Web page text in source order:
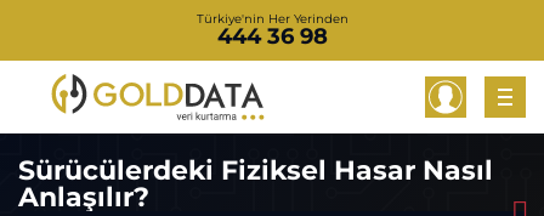
Türkiye'nin Her Yerinden
444 36 98
Sürücülerdeki Fiziksel Hasar Nasıl
Anlaşılır?